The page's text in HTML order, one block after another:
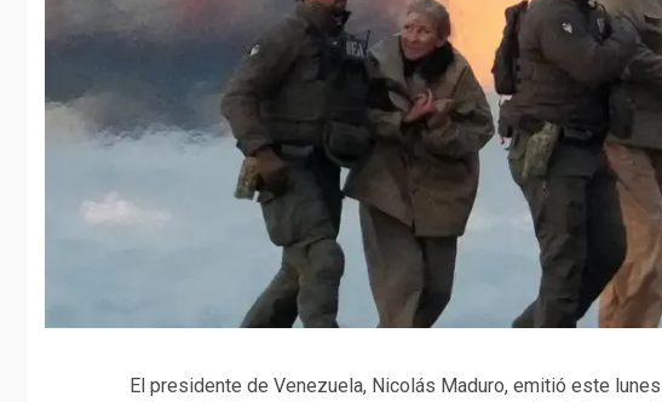
El presidente de Venezuela, Nicolás Maduro, emitió este